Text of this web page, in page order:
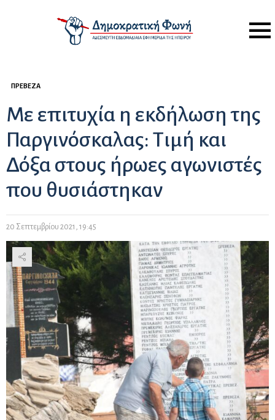
Menu
ΠΡΈΒΕΖΑ
Με επιτυχία η εκδήλωση της
Παργινόσκαλας: Τιμή και
Δόξα στους ήρωες αγωνιστές
που θυσιάστηκαν
20 Σεπτεμβρίου 2021, 19:45